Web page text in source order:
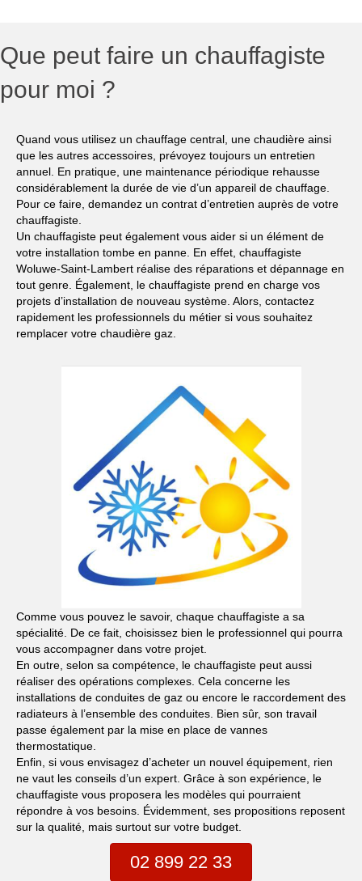
Que peut faire un chauffagiste
pour moi ?
Quand vous utilisez un chauffage central, une chaudière ainsi
que les autres accessoires, prévoyez toujours un entretien
annuel. En pratique, une maintenance périodique rehausse
considérablement la durée de vie d’un appareil de chauffage.
Pour ce faire, demandez un contrat d’entretien auprès de votre
chauffagiste.
Un chauffagiste peut également vous aider si un élément de
votre installation tombe en panne. En effet, chauffagiste
Woluwe-Saint-Lambert réalise des réparations et dépannage en
tout genre. Également, le chauffagiste prend en charge vos
projets d’installation de nouveau système. Alors, contactez
rapidement les professionnels du métier si vous souhaitez
remplacer votre chaudière gaz.
Comme vous pouvez le savoir, chaque chauffagiste a sa
spécialité. De ce fait, choisissez bien le professionnel qui pourra
vous accompagner dans votre projet.
En outre, selon sa compétence, le chauffagiste peut aussi
réaliser des opérations complexes. Cela concerne les
installations de conduites de gaz ou encore le raccordement des
radiateurs à l’ensemble des conduites. Bien sûr, son travail
passe également par la mise en place de vannes
thermostatique.
Enfin, si vous envisagez d’acheter un nouvel équipement, rien
ne vaut les conseils d’un expert. Grâce à son expérience, le
chauffagiste vous proposera les modèles qui pourraient
répondre à vos besoins. Évidemment, ses propositions reposent
sur la qualité, mais surtout sur votre budget.
02 899 22 33